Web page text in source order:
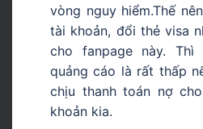
vòng nguy hiểm.Thế
tài khoản, đổi thẻ visa
cho fanpage này.
quảng cáo là rất thấp
chịu thanh toán nợ
khoản kia.